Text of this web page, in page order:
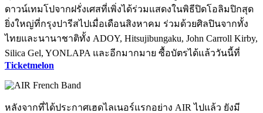
ดาวน์เทมโปจากฝรั่งเศสที่เพิ่งได้ร่วมแสดงในพิธีปิดโอลิมปิกสุด
ยิ่งใหญ่ที่กรุงปารีสไปเมื่อเดือนสิงหาคม ร่วมด้วยศิลปินจากทั้ง
ไทยและนานาชาติทั้ง ADOY, Hitsujibungaku, John Carroll Kirby,
Silica Gel, YONLAPA และอีกมากมาย ซื้อบัตรได้แล้ววันนี้ที่
Ticketmelon
หลังจากที่ได้ประกาศเฮดไลเนอร์แรกอย่าง AIR ไปแล้ว ยังมี